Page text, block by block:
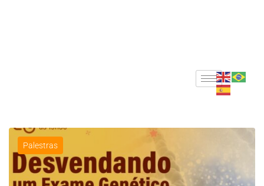
Palestras